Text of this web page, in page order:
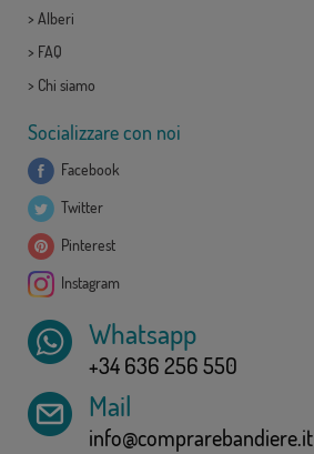
> Alberi
> FAQ
> Chi siamo
Socializzare con noi
Facebook
Twitter
Pinterest
Instagram
Whatsapp
+34 636 256 550
Mail
info@comprarebandiere.it